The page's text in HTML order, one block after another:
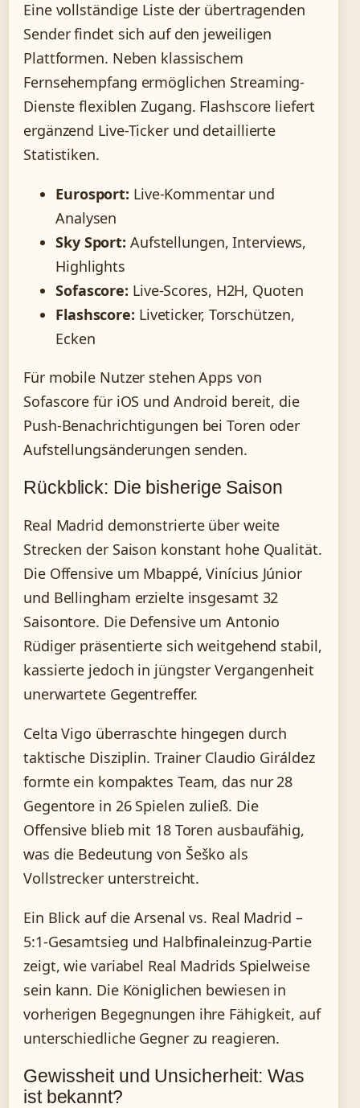
Eine vollständige Liste der übertragenden
Sender findet sich auf den jeweiligen
Plattformen. Neben klassischem
Fernsehempfang ermöglichen Streaming-
Dienste flexiblen Zugang. Flashscore liefert
ergänzend Live-Ticker und detaillierte
Statistiken.
Eurosport: Live-Kommentar und
Analysen
Sky Sport: Aufstellungen, Interviews,
Highlights
Sofascore: Live-Scores, H2H, Quoten
Flashscore: Liveticker, Torschützen,
Ecken
Für mobile Nutzer stehen Apps von
Sofascore für iOS und Android bereit, die
Push-Benachrichtigungen bei Toren oder
Aufstellungsänderungen senden.
Rückblick: Die bisherige Saison
Real Madrid demonstrierte über weite
Strecken der Saison konstant hohe Qualität.
Die Offensive um Mbappé, Vinícius Júnior
und Bellingham erzielte insgesamt 32
Saisontore. Die Defensive um Antonio
Rüdiger präsentierte sich weitgehend stabil,
kassierte jedoch in jüngster Vergangenheit
unerwartete Gegentreffer.
Celta Vigo überraschte hingegen durch
taktische Disziplin. Trainer Claudio Giráldez
formte ein kompaktes Team, das nur 28
Gegentore in 26 Spielen zuließ. Die
Offensive blieb mit 18 Toren ausbaufähig,
was die Bedeutung von Šeško als
Vollstrecker unterstreicht.
Ein Blick auf die Arsenal vs. Real Madrid –
5:1-Gesamtsieg und Halbfinaleinzug-Partie
zeigt, wie variabel Real Madrids Spielweise
sein kann. Die Königlichen bewiesen in
vorherigen Begegnungen ihre Fähigkeit, auf
unterschiedliche Gegner zu reagieren.
Gewissheit und Unsicherheit: Was
ist bekannt?